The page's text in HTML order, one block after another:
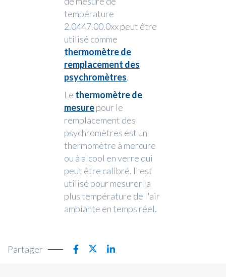
température
2.0447.00.0xx peut être
utilisé comme
thermomètre de
remplacement des
psychromètres.
Le thermomètre de
mesurepour le
remplacement des
psychromètres est un
thermomètre à mercure
ou à alcool en verre qui
peut être calibré. Il est
utilisé pour mesurer la
plus température de l'air
ambiante en temps réel.
Partager